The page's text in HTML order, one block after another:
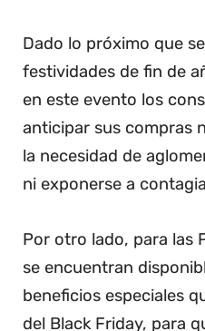
Dado lo próximo que
festividades de fin de
en este evento los
anticipar sus compras
la necesidad de
ni exponerse a
Por otro lado, para las
se encuentran
beneficios especiales
del Black Friday, para